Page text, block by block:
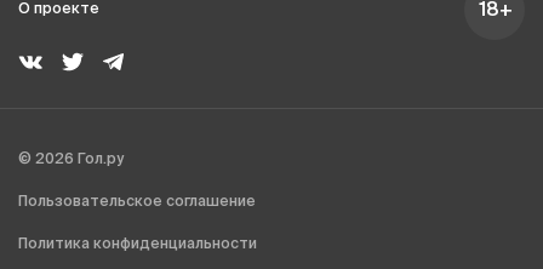
О проекте 18+
© 2026 Гол.ру
Пользовательское соглашение
Политика конфиденциальности